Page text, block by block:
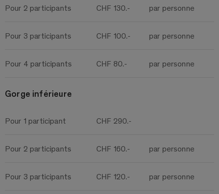
Pour 2 participants CHF 130.- par personne
Pour 3 participants CHF 100.- par personne
Pour 4 participants CHF 80.- par personne
Gorge inférieure
Pour 1 participant CHF 290.-
Pour 2 participants CHF 160.- par personne
Pour 3 participants CHF 120.- par personne